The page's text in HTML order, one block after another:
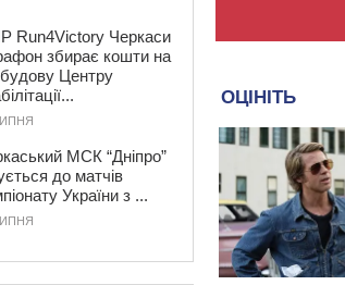
Run4Victory Черкаси
збирає кошти на
Центру
МСК “Дніпро”
до матчів
України з ...